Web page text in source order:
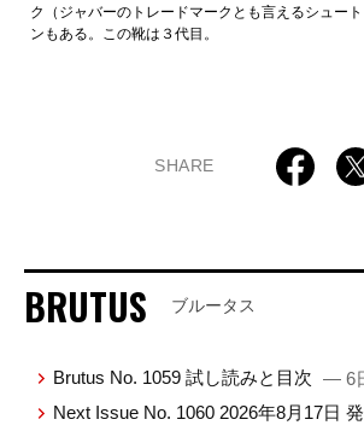
ク（ジャバーのトレードマークとも言えるシュー
ンもある。この靴は３代目。
SHARE
BRUTUS ブルータス
Brutus No. 1059 試し読みと目次 — 6
Next Issue No. 1060 2026年8月17日